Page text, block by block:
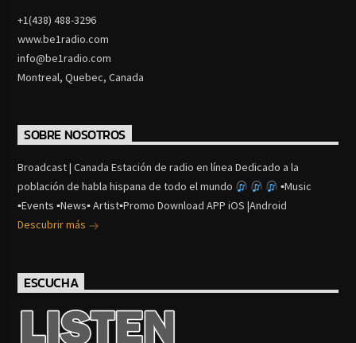
+1(438) 488-3296
www.be1radio.com
info@be1radio.com
Montreal, Quebec, Canada
SOBRE NOSOTROS
Broadcast | Canada Estación de radio en línea Dedicado a la
población de habla hispana de todo el mundo
▪Music
▪Events ▪News▪ Artist▪Promo Download APP iOS |Android
Descubrir más
ESCUCHA